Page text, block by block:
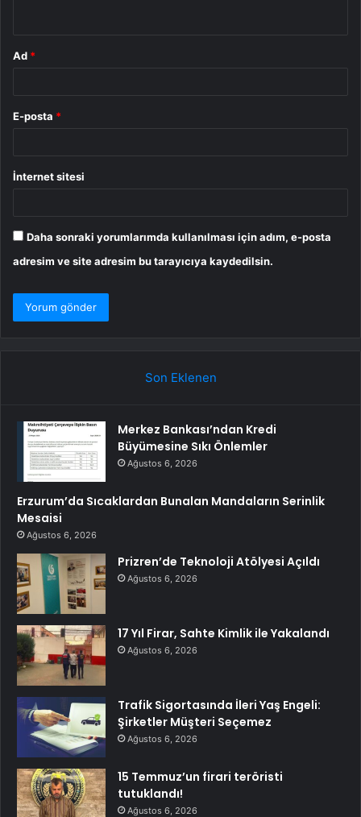
Ad *
E-posta *
İnternet sitesi
Daha sonraki yorumlarımda kullanılması için adım, e-posta
adresim ve site adresim bu tarayıcıya kaydedilsin.
Son Eklenen
Merkez Bankası’ndan Kredi
Büyümesine Sıkı Önlemler
Ağustos 6, 2026
Erzurum’da Sıcaklardan Bunalan Mandaların Serinlik
Mesaisi
Ağustos 6, 2026
Prizren’de Teknoloji Atölyesi Açıldı
Ağustos 6, 2026
17 Yıl Firar, Sahte Kimlik ile Yakalandı
Ağustos 6, 2026
Trafik Sigortasında İleri Yaş Engeli:
Şirketler Müşteri Seçemez
Ağustos 6, 2026
15 Temmuz’un firari teröristi
tutuklandı!
Ağustos 6, 2026